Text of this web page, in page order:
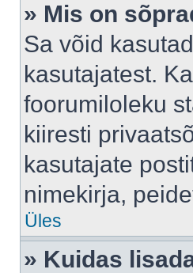
» Mis on
Sa võid
kasutajatest.
foorumiloleku
kiiresti
kasutajate
nimekirja,
Üles
» Kuidas